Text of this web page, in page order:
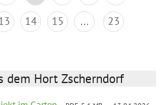
14 15 ... 23
dem Hort Zscherndorf